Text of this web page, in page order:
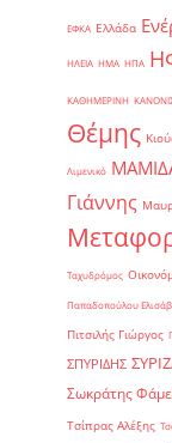
ΕΦΚΑ Ελλάδα
ΗΛΕΙΑ ΗΜΑ ΗΠΑ
ΚΑΘΗΜΕΡΙΝΗ
Θέμης
Λιμενικό
Γιάννης
Ταχυδρόμος
Παπαδοπούλου
Πιτσιλής Γιώργος
ΣΠΥΡΙΔΗΣ
Σωκράτης
Τσίπρας Αλέξης